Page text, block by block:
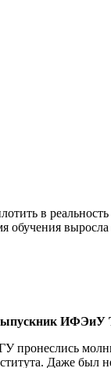
в
ИФЭиУ
пронеслись
Даже был